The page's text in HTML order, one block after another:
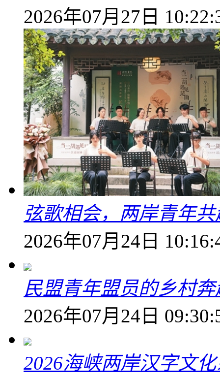
2026年07月27日
弦歌相会，两岸青年
2026年07月24日
民盟青年盟员的乡村
2026年07月24日
2026海峡两岸汉字文